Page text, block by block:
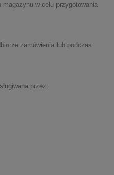
w celu przygotowania
zamówienia lub podczas
przez: